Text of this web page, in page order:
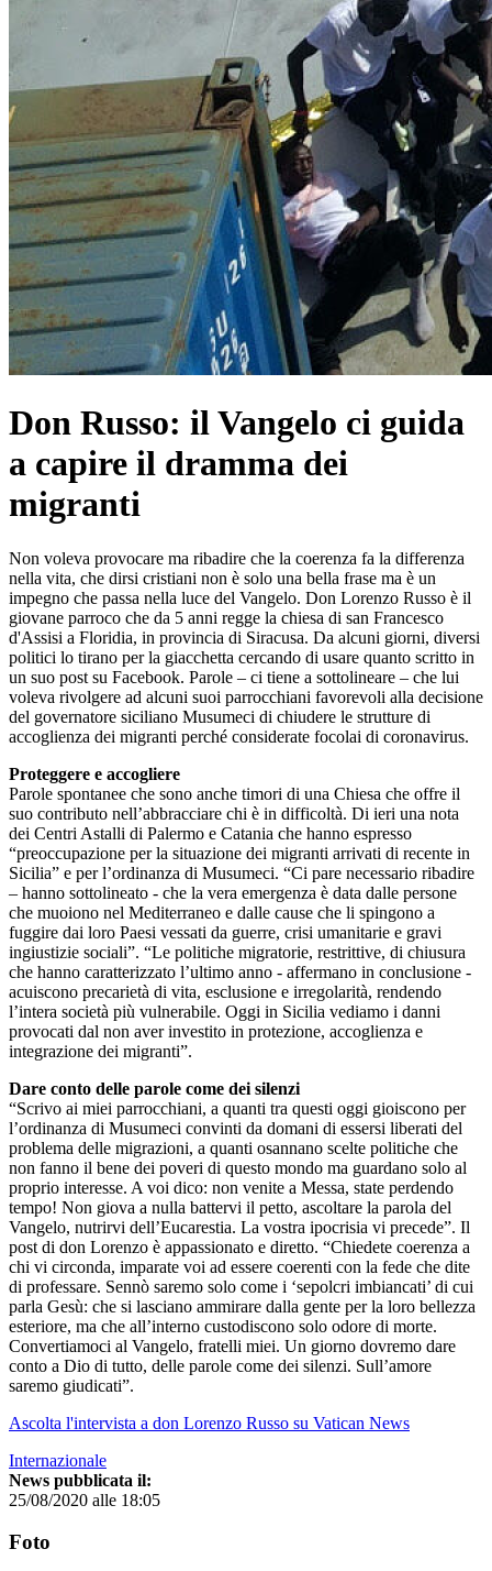
Don Russo: il Vangelo ci guida
a capire il dramma dei
migranti
Non voleva provocare ma ribadire che la coerenza fa la differenza
nella vita, che dirsi cristiani non è solo una bella frase ma è un
impegno che passa nella luce del Vangelo. Don Lorenzo Russo è il
giovane parroco che da 5 anni regge la chiesa di san Francesco
d'Assisi a Floridia, in provincia di Siracusa. Da alcuni giorni, diversi
politici lo tirano per la giacchetta cercando di usare quanto scritto in
un suo post su Facebook. Parole – ci tiene a sottolineare – che lui
voleva rivolgere ad alcuni suoi parrocchiani favorevoli alla decisione
del governatore siciliano Musumeci di chiudere le strutture di
accoglienza dei migranti perché considerate focolai di coronavirus.
Proteggere e accogliere
Parole spontanee che sono anche timori di una Chiesa che offre il
suo contributo nell’abbracciare chi è in difficoltà. Di ieri una nota
dei Centri Astalli di Palermo e Catania che hanno espresso
“preoccupazione per la situazione dei migranti arrivati di recente in
Sicilia” e per l’ordinanza di Musumeci. “Ci pare necessario ribadire
– hanno sottolineato - che la vera emergenza è data dalle persone
che muoiono nel Mediterraneo e dalle cause che li spingono a
fuggire dai loro Paesi vessati da guerre, crisi umanitarie e gravi
ingiustizie sociali”. “Le politiche migratorie, restrittive, di chiusura
che hanno caratterizzato l’ultimo anno - affermano in conclusione -
acuiscono precarietà di vita, esclusione e irregolarità, rendendo
l’intera società più vulnerabile. Oggi in Sicilia vediamo i danni
provocati dal non aver investito in protezione, accoglienza e
integrazione dei migranti”.
Dare conto delle parole come dei silenzi
“Scrivo ai miei parrocchiani, a quanti tra questi oggi gioiscono per
l’ordinanza di Musumeci convinti da domani di essersi liberati del
problema delle migrazioni, a quanti osannano scelte politiche che
non fanno il bene dei poveri di questo mondo ma guardano solo al
proprio interesse. A voi dico: non venite a Messa, state perdendo
tempo! Non giova a nulla battervi il petto, ascoltare la parola del
Vangelo, nutrirvi dell’Eucarestia. La vostra ipocrisia vi precede”. Il
post di don Lorenzo è appassionato e diretto. “Chiedete coerenza a
chi vi circonda, imparate voi ad essere coerenti con la fede che dite
di professare. Sennò saremo solo come i ‘sepolcri imbiancati’ di cui
parla Gesù: che si lasciano ammirare dalla gente per la loro bellezza
esteriore, ma che all’interno custodiscono solo odore di morte.
Convertiamoci al Vangelo, fratelli miei. Un giorno dovremo dare
conto a Dio di tutto, delle parole come dei silenzi. Sull’amore
saremo giudicati”.
Ascolta l'intervista a don Lorenzo Russo su Vatican News
Internazionale
News pubblicata il:
25/08/2020 alle 18:05
Foto